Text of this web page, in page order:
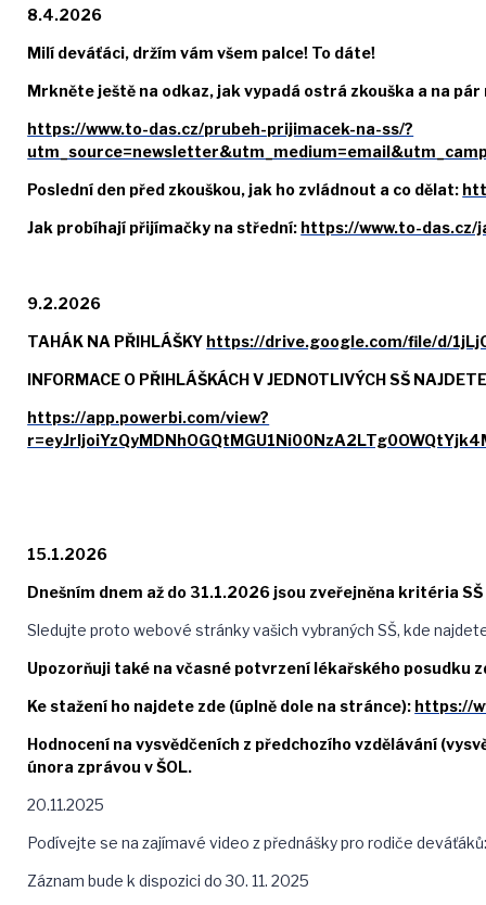
8.4.2026
Milí deváťáci, držím vám všem palce! To dáte!
Mrkněte ještě na odkaz, jak vypadá ostrá zkouška a na
https://www.to-das.cz/prubeh-prijimacek-na-ss/?
Poslední den před zkouškou, jak ho zvládnout a co dělat:
Jak probíhají přijímačky na střední: https://www.to-
9.2.2026
TAHÁK NA PŘIHLÁŠKY https://drive.google.com/file/d/
INFORMACE O PŘIHLÁŠKÁCH V JEDNOTLIVÝCH SŠ
https://app.powerbi.com/view?
15.1.2026
Dnešním dnem až do 31.1.2026 jsou zveřejněna kritéria
Sledujte proto webové stránky vašich vybraných SŠ, kde
Upozorňuji také na včasné potvrzení lékařského
Ke stažení ho najdete zde (úplně dole na stránce): https://
Hodnocení na vysvědčeních z předchozího vzdělávání
února zprávou v ŠOL.
20.11.2025
Podívejte se na zajímavé video z přednášky pro rodiče
Záznam bude k dispozici do 30. 11. 2025